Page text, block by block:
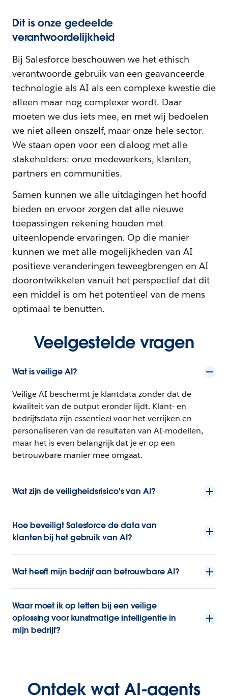
Dit is onze gedeelde
verantwoordelijkheid
Bij Salesforce beschouwen we het ethisch
verantwoorde gebruik van een geavanceerde
technologie als AI als een complexe kwestie die
alleen maar nog complexer wordt. Daar
moeten we dus iets mee, en met wij bedoelen
we niet alleen onszelf, maar onze hele sector.
We staan open voor een dialoog met alle
stakeholders: onze medewerkers, klanten,
partners en communities.
Samen kunnen we alle uitdagingen het hoofd
bieden en ervoor zorgen dat alle nieuwe
toepassingen rekening houden met
uiteenlopende ervaringen. Op die manier
kunnen we met alle mogelijkheden van AI
positieve veranderingen teweegbrengen en AI
doorontwikkelen vanuit het perspectief dat dit
een middel is om het potentieel van de mens
optimaal te benutten.
Veelgestelde vragen
Wat is veilige AI?
Veilige AI beschermt je klantdata zonder dat de
kwaliteit van de output eronder lijdt. Klant- en
bedrijfsdata zijn essentieel voor het verrijken en
personaliseren van de resultaten van AI-modellen,
maar het is even belangrijk dat je er op een
betrouwbare manier mee omgaat.
Wat zijn de veiligheidsrisico's van AI?
Hoe beveiligt Salesforce de data van
klanten bij het gebruik van AI?
Wat heeft mijn bedrijf aan betrouwbare AI?
Waar moet ik op letten bij een veilige
oplossing voor kunstmatige intelligentie in
mijn bedrijf?
Ontdek wat AI-agents